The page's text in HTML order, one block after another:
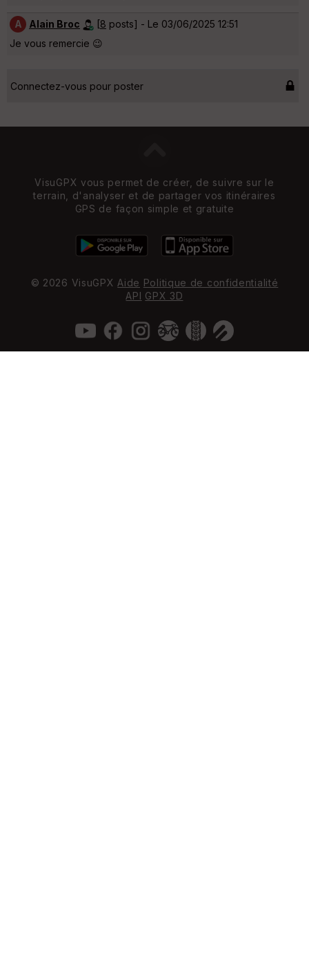
A Alain Broc [8 posts] - Le 03/06/2025 12:51
Je vous remercie 😉
Connectez-vous pour poster
VisuGPX vous permet de créer, de suivre sur le
terrain, d'analyser et de partager vos itinéraires
GPS de façon simple et gratuite
© 2026 VisuGPXAide Politique de confidentialité
API
GPX 3D